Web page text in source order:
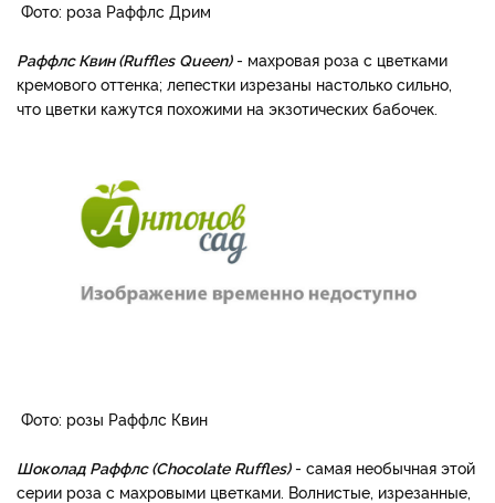
Фото: роза Раффлс Дрим
Раффлс Квин (Ruffles Queen)- махровая ро­за с цветками
кремового оттен­ка; лепестки изрезаны настолько сильно,
что цветки кажутся похо­жими на экзотических бабочек.
Фото: розы Раффлс Квин
Шоколад Раффлс (Chocolate Ruffles)- самая нео­бычная этой
серии роза с махро­выми цветками. Волнистые, изрезанные,